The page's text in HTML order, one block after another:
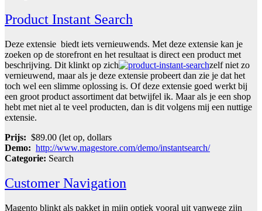
Product Instant Search
Deze extensie biedt iets vernieuwends. Met deze extensie kan je
zoeken op de storefront en het resultaat is direct een product met
beschrijving. Dit klinkt op zich
zelf niet zo
vernieuwend, maar als je deze extensie probeert dan zie je dat het
toch wel een slimme oplossing is. Of deze extensie goed werkt bij
een groot product assortiment dat betwijfel ik. Maar als je een shop
hebt met niet al te veel producten, dan is dit volgens mij een nuttige
extensie.
Prijs: $89.00 (let op, dollars
Demo: http://www.magestore.com/demo/instantsearch/
Categorie: Search
Customer Navigation
Magento blinkt als pakket in mijn optiek vooral uit vanwege zijn